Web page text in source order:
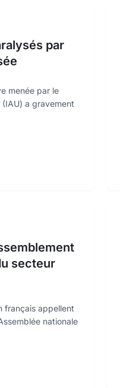
par
menée par le
a gravement
secteur
français appellent
nationale